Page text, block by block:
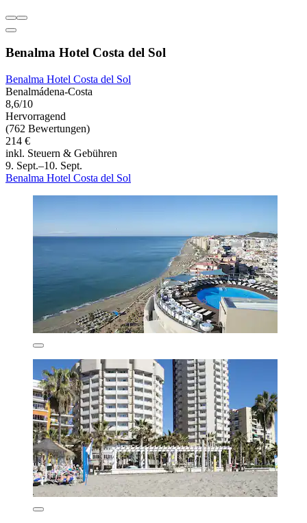
Benalma Hotel Costa del Sol
Benalma Hotel Costa del Sol
Benalmádena-Costa
8,6/10
Hervorragend
(762 Bewertungen)
214 €
inkl. Steuern & Gebühren
9. Sept.–10. Sept.
Benalma Hotel Costa del Sol